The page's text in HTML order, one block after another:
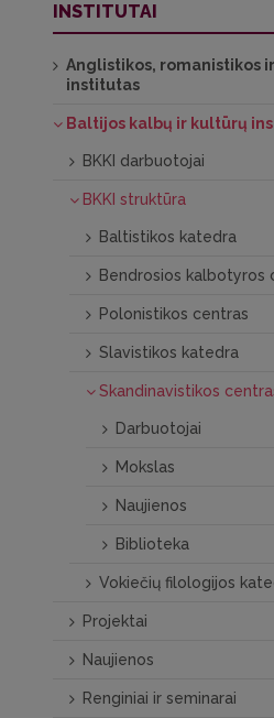
INSTITUTAI
Anglistikos, romanistikos
institutas
Baltijos kalbų ir kultūrų
BKKI darbuotojai
BKKI struktūra
Baltistikos katedra
Bendrosios kalbotyros
Polonistikos centras
Slavistikos katedra
Skandinavistikos
Darbuotojai
Mokslas
Naujienos
Biblioteka
Vokiečių filologijos
Projektai
Naujienos
Renginiai ir seminarai